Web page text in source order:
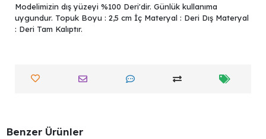
Modelimizin dış yüzeyi %100 Deri'dir. Günlük kullanıma
uygundur. Topuk Boyu : 2,5 cm İç Materyal : Deri Dış Materyal
: Deri Tam Kalıptır.
Benzer Ürünler